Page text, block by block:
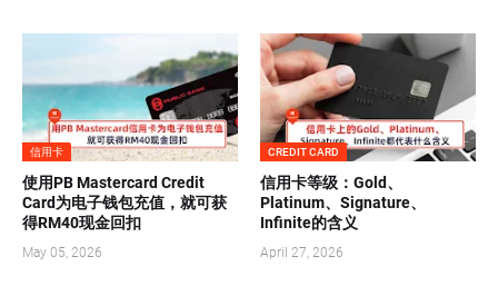
信用卡
使用PB Mastercard Credit
Card为电子钱包充值，就可获
得RM40现金回扣
May 05, 2026
CREDIT CARD
信用卡等级：Gold、
Platinum、Signature、
Infinite的含义
April 27, 2026